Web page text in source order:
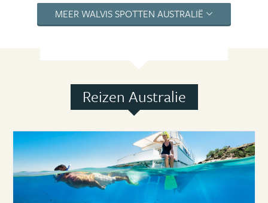
MEER WALVIS SPOTTEN AUSTRALIË
Reizen Australie